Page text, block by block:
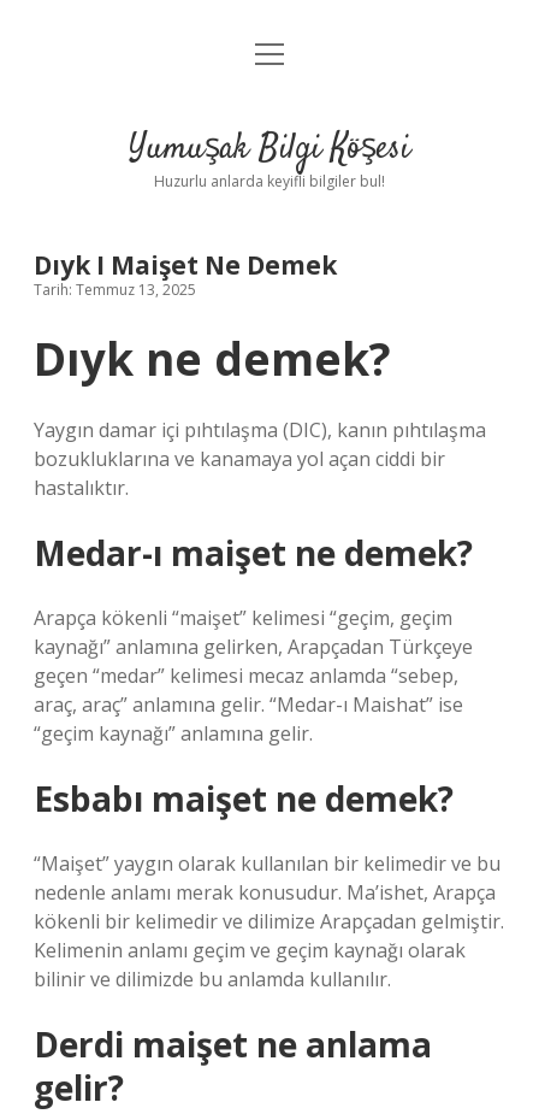
Anasayfa
Yasal Uyarı
menüyü
Yumuşak Bilgi Köşesi
Huzurlu anlarda keyifli bilgiler bul!
Dıyk I Maişet Ne Demek
Tarih: Temmuz 13, 2025
Dıyk ne demek?
Yaygın damar içi pıhtılaşma (DIC), kanın pıhtılaşma
bozukluklarına ve kanamaya yol açan ciddi bir
hastalıktır.
Medar-ı maişet ne demek?
Arapça kökenli “maişet” kelimesi “geçim, geçim
kaynağı” anlamına gelirken, Arapçadan Türkçeye
geçen “medar” kelimesi mecaz anlamda “sebep,
araç, araç” anlamına gelir. “Medar-ı Maishat” ise
“geçim kaynağı” anlamına gelir.
Esbabı maişet ne demek?
“Maişet” yaygın olarak kullanılan bir kelimedir ve bu
nedenle anlamı merak konusudur. Ma’ishet, Arapça
kökenli bir kelimedir ve dilimize Arapçadan gelmiştir.
Kelimenin anlamı geçim ve geçim kaynağı olarak
bilinir ve dilimizde bu anlamda kullanılır.
Derdi maişet ne anlama
gelir?